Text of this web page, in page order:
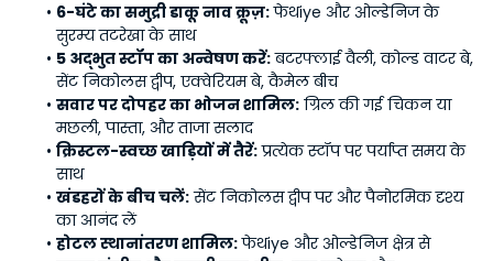
6-घंटे का समुद्री डाकू नाव क्रूज़: फेथiye और ओल्डेनिज के
सुरम्य तटरेखा के साथ
5 अद्भुत स्टॉप का अन्वेषण करें: बटरफ्लाई वैली, कोल्ड वाटर बे,
सेंट निकोलस द्वीप, एक्वेरियम बे, कैमेल बीच
सवार पर दोपहर का भोजन शामिल: ग्रिल की गई चिकन या
मछली, पास्ता, और ताजा सलाद
क्रिस्टल-स्वच्छ खाड़ियों में तैरें: प्रत्येक स्टॉप पर पर्याप्त समय के
साथ
खंडहरों के बीच चलें: सेंट निकोलस द्वीप पर और पैनोरमिक दृश्य
का आनंद लें
होटल स्थानांतरण शामिल: फेथiye और ओल्डेनिज क्षेत्र से